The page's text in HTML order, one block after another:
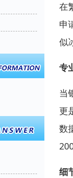
在
申
似
专
当
更
数
细